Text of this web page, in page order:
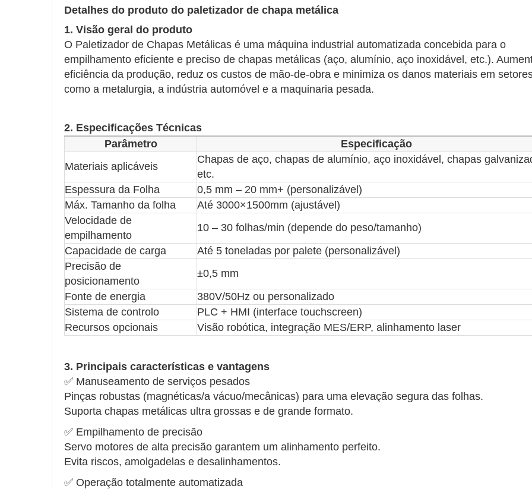
tempo de inatividade da produção e
Adaptação rápida a diferentes
1500×3000mm) e padrões de
alinhado) através de programação PLC
5. Economia de mão-de-obra e de
Substitui 4 a 6 trabalhadores, reduzindo
O design otimizado dos paletes
(por exemplo, empilhamento compacto
6. Prevenção inteligente de erros e
Integração opcional de MES/ERP para
exemplo, lote, quantidade, tempo) para
de oficina adversos.
O design modular permite uma rápida
Detalhes do produto do paletizador de chapa metálica
1. Visão geral do produto
O Paletizador de Chapas Metálicas é uma máquina industrial automatizada concebida para o
empilhamento eficiente e preciso de chapas metálicas (aço, alumínio, aço inoxidável, etc.).
eficiência da produção, reduz os custos de mão-de-obra e minimiza os danos materiais em
como a metalurgia, a indústria automóvel e a maquinaria pesada.
2. Especificações Técnicas
Parâmetro
Especificação
Materiais aplicáveis
Chapas de aço, chapas de alumínio, aço inoxidável, chapas
etc.
Espessura da Folha
0,5 mm – 20 mm+ (personalizável)
Máx. Tamanho da folha
Até 3000×1500mm (ajustável)
Velocidade de
empilhamento
10 – 30 folhas/min (depende do peso/tamanho)
Capacidade de carga
Até 5 toneladas por palete (personalizável)
Precisão de
posicionamento
±0,5 mm
Fonte de energia
380V/50Hz ou personalizado
Sistema de controlo
PLC + HMI (interface touchscreen)
Recursos opcionais
Visão robótica, integração MES/ERP, alinhamento laser
3. Principais características e vantagens
✅ Manuseamento de serviços pesados
Pinças robustas (magnéticas/a vácuo/mecânicas) para uma elevação segura das folhas.
Suporta chapas metálicas ultra grossas e de grande formato.
✅ Empilhamento de precisão
Servo motores de alta precisão garantem um alinhamento perfeito.
Evita riscos, amolgadelas e desalinhamentos.
✅ Operação totalmente automatizada